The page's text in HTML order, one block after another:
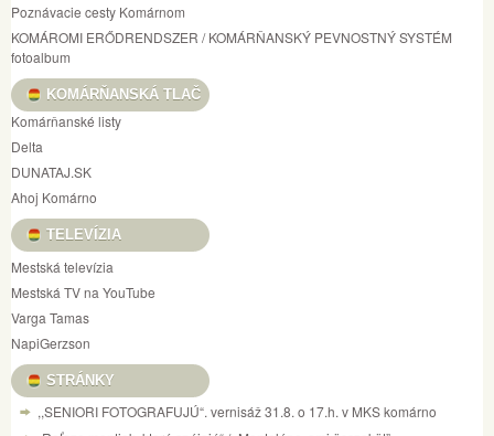
Poznávacie cesty Komárnom
KOMÁROMI ERŐDRENDSZER / KOMÁRŇANSKÝ PEVNOSTNÝ SYSTÉM
fotoalbum
KOMÁRŇANSKÁ TLAČ
Komárňanské listy
Delta
DUNATAJ.SK
Ahoj Komárno
TELEVÍZIA
Mestská televízia
Mestská TV na YouTube
Varga Tamas
NapiGerzson
STRÁNKY
,,SENIORI FOTOGRAFUJÚ“. vernisáž 31.8. o 17.h. v MKS komárno